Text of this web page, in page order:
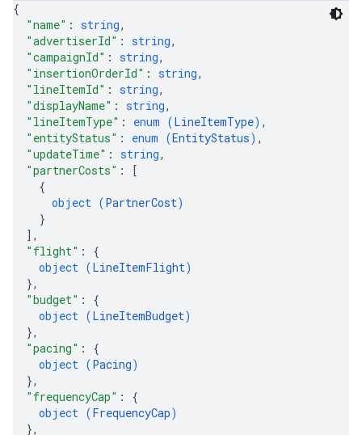
{
"name" : string,
"advertiserId" : string,
"campaignId" : string,
"insertionOrderId" : string,
"lineItemId" : string,
"displayName" : string,
"lineItemType" : enum (LineItemType) ,
"entityStatus" : enum (EntityStatus) ,
"updateTime" : string,
"partnerCosts" :
[
{
object (PartnerCost)
}
] ,
"flight" : {
object (LineItemFlight)
},
"budget" : {
object (LineItemBudget)
},
"pacing" : {
object (Pacing)
},
"frequencyCap" : {
object (FrequencyCap)
},